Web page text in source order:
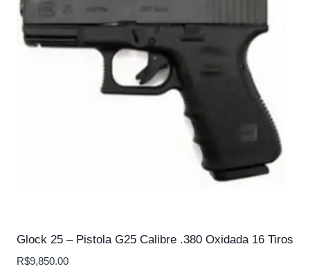
Glock 25 – Pistola G25 Calibre .380 Oxidada 16 Tiros
R$9,850.00